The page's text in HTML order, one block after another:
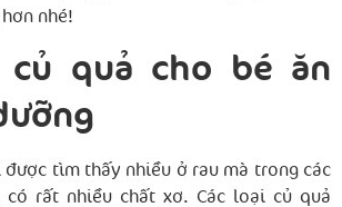
nhé!
củ quả cho bé ăn
được tìm thấy nhiều ở rau mà trong các
có rất nhiều chất xơ. Các loại củ quả